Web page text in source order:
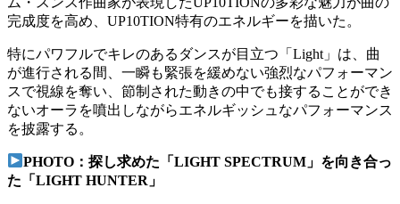
完成度を高め、UP10TION特有のエネルギーを描いた。
特にパワフルでキレのあるダンスが目立つ「Light」は、曲
が進行される間、一瞬も緊張を緩めない強烈なパフォーマン
スで視線を奪い、節制された動きの中でも接することができ
ないオーラを噴出しながらエネルギッシュなパフォーマンス
を披露する。
PHOTO：探し求めた「LIGHT SPECTRUM」を向き合っ
た「LIGHT HUNTER」